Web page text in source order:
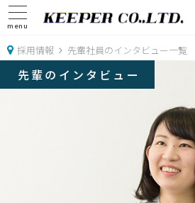
menu
採用情報 先輩社員のインタビュー一覧
先輩のインタビュー